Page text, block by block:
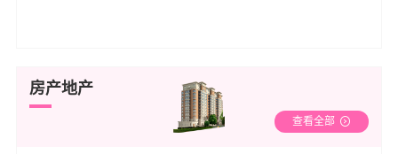
房产地产
查看全部